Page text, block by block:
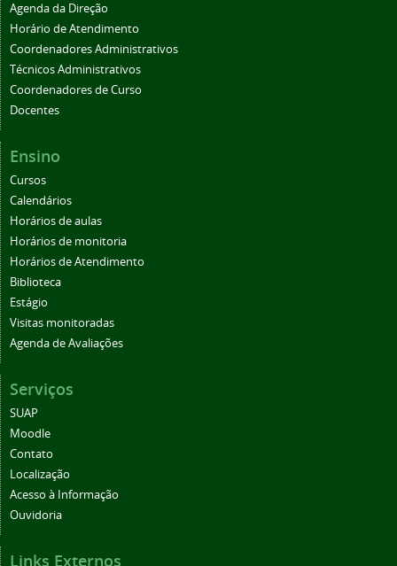
Agenda da Direção
Horário de Atendimento
Coordenadores Administrativos
Técnicos Administrativos
Coordenadores de Curso
Docentes
Ensino
Cursos
Calendários
Horários de aulas
Horários de monitoria
Horários de Atendimento
Biblioteca
Estágio
Visitas monitoradas
Agenda de Avaliações
Serviços
SUAP
Moodle
Contato
Localização
Acesso à Informação
Ouvidoria
Links Externos